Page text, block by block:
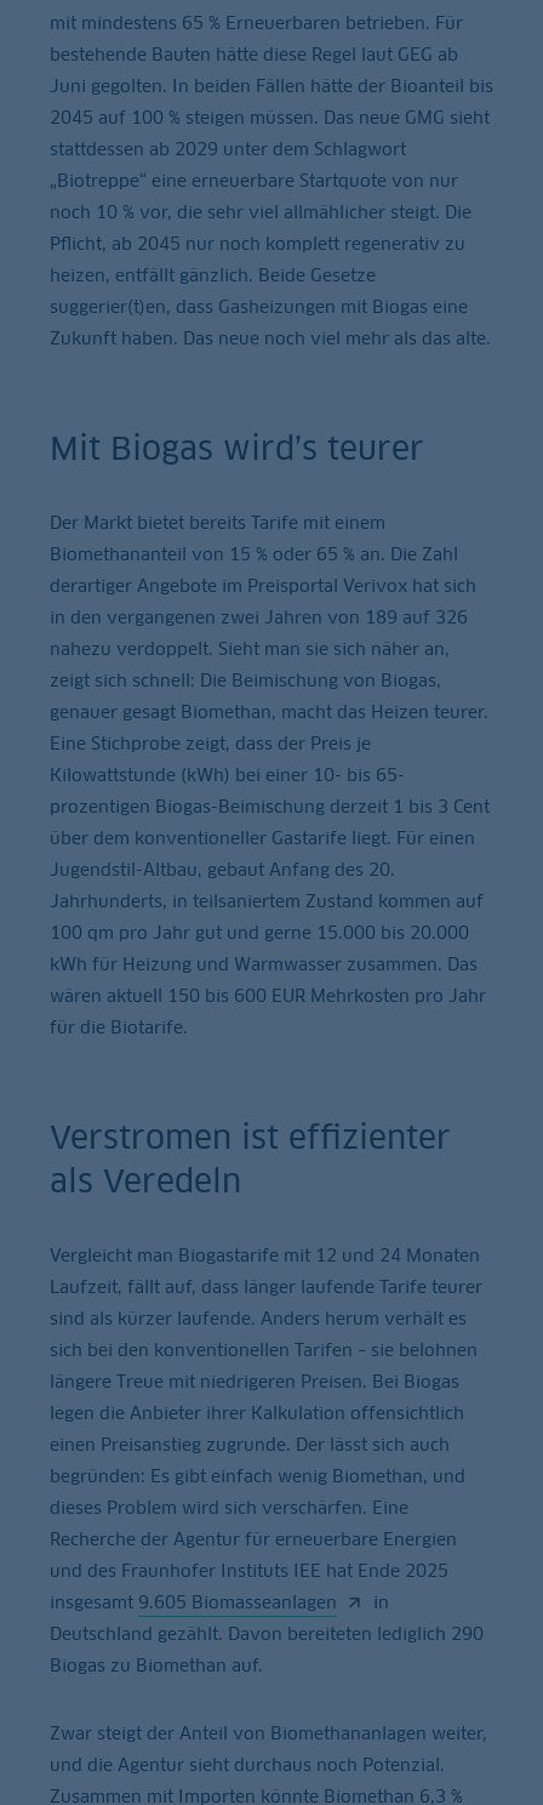
mit mindestens 65 % Erneuerbaren betrieben. Für
bestehende Bauten hätte diese Regel laut GEG ab
Juni gegolten. In beiden Fällen hätte der Bioanteil bis
2045 auf 100 % steigen müssen. Das neue GMG sieht
stattdessen ab 2029 unter dem Schlagwort
„Biotreppe“ eine erneuerbare Startquote von nur
noch 10 % vor, die sehr viel allmählicher steigt. Die
Pflicht, ab 2045 nur noch komplett regenerativ zu
heizen, entfällt gänzlich. Beide Gesetze
suggerier(t)en, dass Gasheizungen mit Biogas eine
Zukunft haben. Das neue noch viel mehr als das alte.
Mit Biogas wird’s teurer
Der Markt bietet bereits Tarife mit einem
Biomethananteil von 15 % oder 65 % an. Die Zahl
derartiger Angebote im Preisportal Verivox hat sich
in den vergangenen zwei Jahren von 189 auf 326
nahezu verdoppelt. Sieht man sie sich näher an,
zeigt sich schnell: Die Beimischung von Biogas,
genauer gesagt Biomethan, macht das Heizen teurer.
Eine Stichprobe zeigt, dass der Preis je
Kilowattstunde (kWh) bei einer 10- bis 65-
prozentigen Biogas-Beimischung derzeit 1 bis 3 Cent
über dem konventioneller Gastarife liegt. Für einen
Jugendstil-Altbau, gebaut Anfang des 20.
Jahrhunderts, in teilsaniertem Zustand kommen auf
100 qm pro Jahr gut und gerne 15.000 bis 20.000
kWh für Heizung und Warmwasser zusammen. Das
wären aktuell 150 bis 600 EUR Mehrkosten pro Jahr
für die Biotarife.
Verstromen ist effizienter
als Veredeln
Vergleicht man Biogastarife mit 12 und 24 Monaten
Laufzeit, fällt auf, dass länger laufende Tarife teurer
sind als kürzer laufende. Anders herum verhält es
sich bei den konventionellen Tarifen – sie belohnen
längere Treue mit niedrigeren Preisen. Bei Biogas
legen die Anbieter ihrer Kalkulation offensichtlich
einen Preisanstieg zugrunde. Der lässt sich auch
begründen: Es gibt einfach wenig Biomethan, und
dieses Problem wird sich verschärfen. Eine
Recherche der Agentur für erneuerbare Energien
und des Fraunhofer Instituts IEE hat Ende 2025
insgesamt 9.605 Biomasseanlagen
in
Deutschland gezählt. Davon bereiteten lediglich 290
Biogas zu Biomethan auf.
Zwar steigt der Anteil von Biomethananlagen weiter,
und die Agentur sieht durchaus noch Potenzial.
Zusammen mit Importen könnte Biomethan 6,3 %